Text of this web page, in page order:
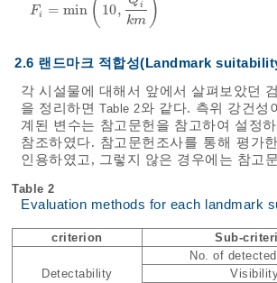
Fi = min ( 10, i
km )
Fi=m i n10 ,Qik m
2.6 랜드마크 적합성(Landmark
각 시설물에 대해서 앞에서 살펴보았던
을 정리하면Table 2와 같다. 측위 강건성
계된 변수는 참고문헌을 참고하여 설정
참조하였다. 참고문헌조사를 통해 평가
인용하였고, 그렇지 않은 경우에는 참고
Table 2
Evaluation methods for each landmark
criterion Sub-
Detectability
No. of